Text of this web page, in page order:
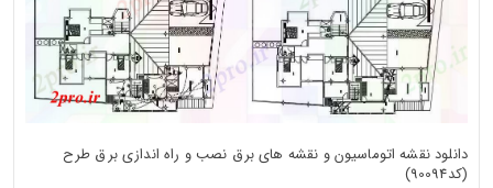
دانلود نقشه اتوماسیون و نقشه های برق نصب و راه اندازی برق طرح
(کد90094)